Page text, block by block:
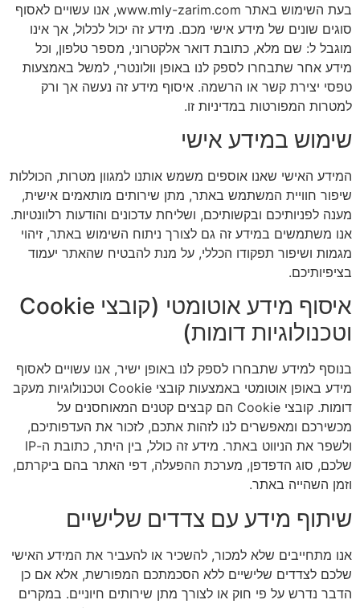
בעת השימוש באתר www.mly-zarim.com, אנו עשויים לאסוף
סוגים שונים של מידע אישי מכם. מידע זה יכול לכלול, אך אינו
מוגבל ל: שם מלא, כתובת דואר אלקטרוני, מספר טלפון, וכל
מידע אחר שתבחרו לספק לנו באופן וולונטרי, למשל באמצעות
טפסי יצירת קשר או הרשמה. איסוף מידע זה נעשה אך ורק
למטרות המפורטות במדיניות זו.
שימוש במידע אישי
המידע האישי שאנו אוספים משמש אותנו למגוון מטרות, הכוללות
שיפור חוויית המשתמש באתר, מתן שירותים מותאמים אישית,
מענה לפניותיכם ובקשותיכם, ושליחת עדכונים והודעות רלוונטיות.
אנו משתמשים במידע זה גם לצורך ניתוח השימוש באתר, זיהוי
מגמות ושיפור תפקודו הכללי, על מנת להבטיח שהאתר יעמוד
בציפיותיכם.
איסוף מידע אוטומטי (קובצי Cookie
וטכנולוגיות דומות)
בנוסף למידע שתבחרו לספק לנו באופן ישיר, אנו עשויים לאסוף
מידע באופן אוטומטי באמצעות קובצי Cookie וטכנולוגיות מעקב
דומות. קובצי Cookie הם קבצים קטנים המאוחסנים על
מכשירכם ומאפשרים לנו לזהות אתכם, לזכור את העדפותיכם,
ולשפר את הניווט באתר. מידע זה כולל, בין היתר, כתובת ה-IP
שלכם, סוג הדפדפן, מערכת ההפעלה, דפי האתר בהם ביקרתם,
וזמן השהייה באתר.
שיתוף מידע עם צדדים שלישיים
אנו מתחייבים שלא למכור, להשכיר או להעביר את המידע האישי
שלכם לצדדים שלישיים ללא הסכמתכם המפורשת, אלא אם כן
הדבר נדרש על פי חוק או לצורך מתן שירותים חיוניים. במקרים